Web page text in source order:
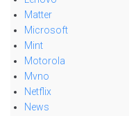
Matter
Microsoft
Mint
Motorola
Mvno
Netflix
News